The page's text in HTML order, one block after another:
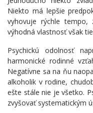
Niekto má lepšie
vyhovuje rýchle
výhodná vlastnosť však
Psychickú odolnosť
harmonické rodinné
Negatívne sa na ňu
alkoholik v rodine,
ešte stále nie je všetko.
zvyšovať systematickým